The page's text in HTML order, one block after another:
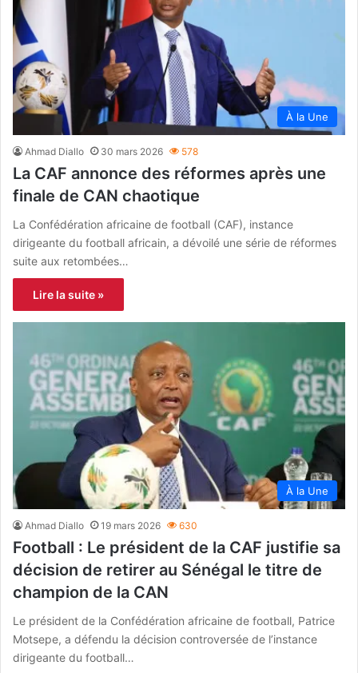
À la Une
Ahmad Diallo 30 mars 2026 578
La CAF annonce des réformes après une
finale de CAN chaotique
La Confédération africaine de football (CAF), instance
dirigeante du football africain, a dévoilé une série de réformes
suite aux retombées…
Lire la suite »
À la Une
Ahmad Diallo 19 mars 2026 630
Football : Le président de la CAF justifie sa
décision de retirer au Sénégal le titre de
champion de la CAN
Le président de la Confédération africaine de football, Patrice
Motsepe, a défendu la décision controversée de l’instance
dirigeante du football…